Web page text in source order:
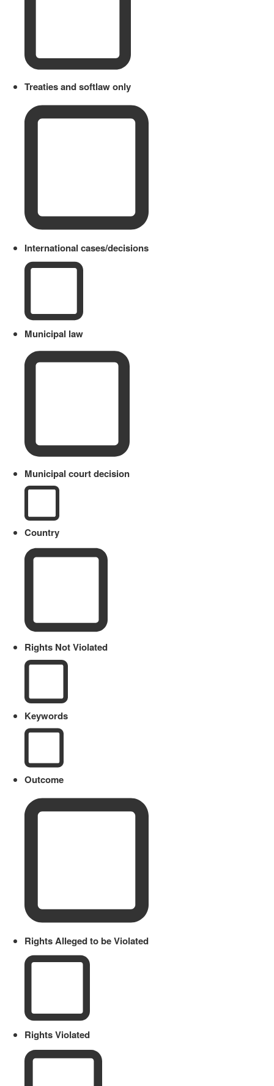
Treaties and softlaw only
International cases/decisions
Municipal law
Municipal court decision
Country
Rights Not Violated
Keywords
Outcome
Rights Alleged to be Violated
Rights Violated